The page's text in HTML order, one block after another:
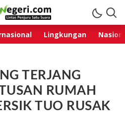
Lingkungan
TERJANG
RUMAH
TUO RUSAK